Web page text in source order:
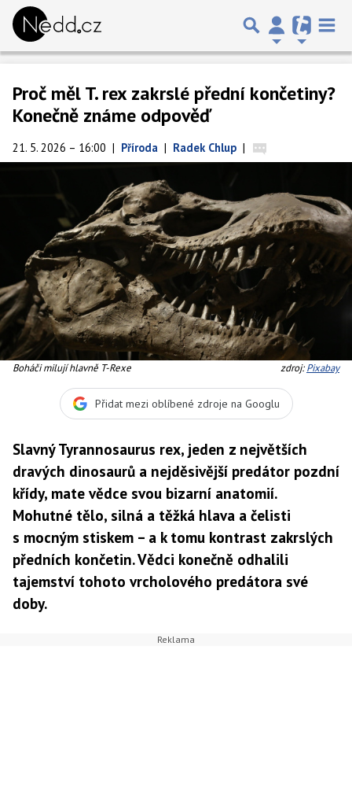
Proč měl T. rex zakrslé přední končetiny?
Konečně známe odpověď
21. 5. 2026 – 16:00 | Příroda | Radek Chlup |
Boháči milují hlavně T-Rexe zdroj:Pixabay
Přidat mezi oblíbené zdroje na Googlu
Slavný Tyrannosaurus rex, jeden z největších
dravých dinosaurů a nejděsivější predátor pozdní
křídy, mate vědce svou bizarní anatomií.
Mohutné tělo, silná a těžká hlava a čelisti
s mocným stiskem – a k tomu kontrast zakrslých
předních končetin. Vědci konečně odhalili
tajemství tohoto vrcholového predátora své
doby.